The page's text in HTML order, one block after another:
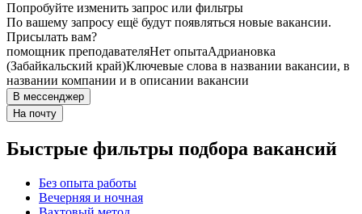
Попробуйте изменить запрос или фильтры
По вашему запросу ещё будут появляться новые вакансии.
Присылать вам?
помощник преподавателяНет опытаАдриановка
(Забайкальский край)Ключевые слова в названии вакансии, в
названии компании и в описании вакансии
В мессенджер
На почту
Быстрые фильтры подбора вакансий
Без опыта работы
Вечерняя и ночная